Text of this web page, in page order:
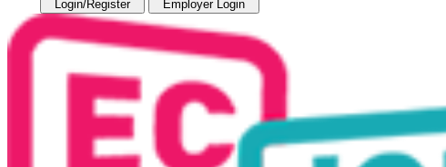
Login/Register Employer Login